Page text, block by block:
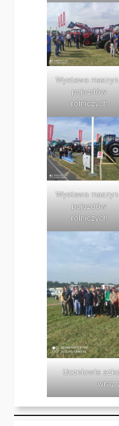
Wystawa
pojazdów
rolniczych
Wystawa
pojazdów
rolniczych
Uczniowie
wraz